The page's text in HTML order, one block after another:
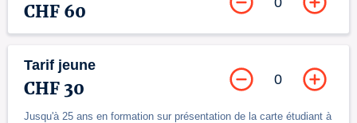
CHF 60
Tarif jeune
CHF 30
Jusqu'à 25 ans en formation sur présentation de la carte étudiant à
0